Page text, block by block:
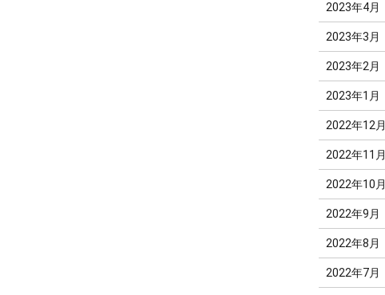
2023年4月
2023年3月
2023年2月
2023年1月
2022年12月
2022年11月
2022年10月
2022年9月
2022年8月
2022年7月